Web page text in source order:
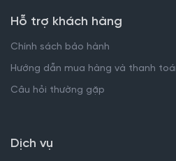
Hỗ trợ khách hàng
Chính sách bảo hành
Hướng dẫn mua hàng và thanh
Câu hỏi thường gặp
Dịch vụ